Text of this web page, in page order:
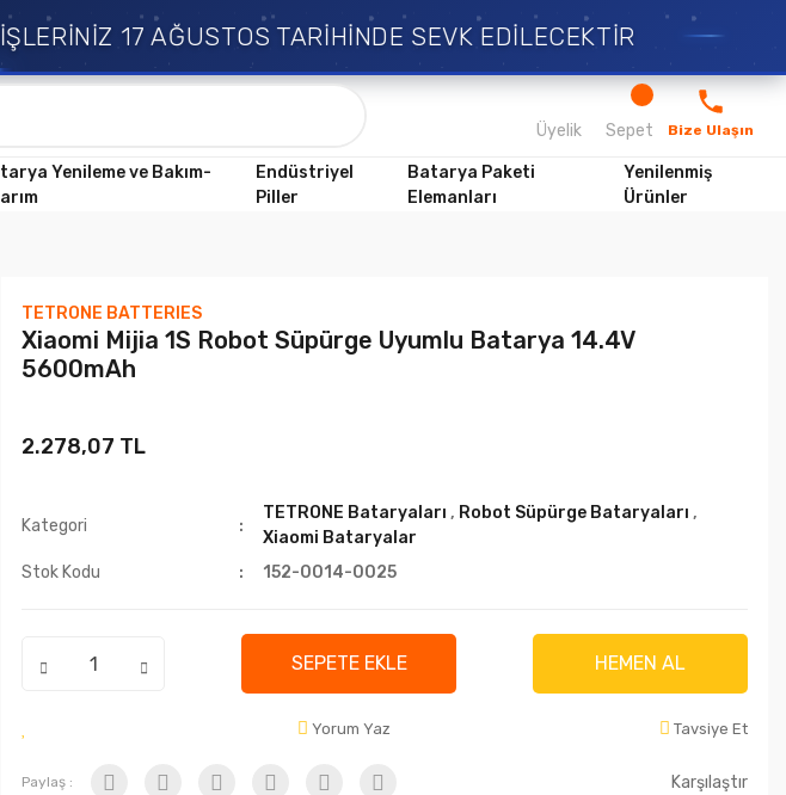
17 AĞUSTOS TARİHİNDE SEVK EDİLECEKTİR
Üyelik Sepet Bize Ulaşın
Yenileme ve Bakım-
Endüstriyel
Piller
Batarya Paketi
Elemanları
Yenilenmiş
Ürünler
TETRONE BATTERIES
Xiaomi Mijia 1S Robot Süpürge Uyumlu Batarya 14.4V
5600mAh
2.278,07 TL
Kategori
TETRONE Bataryaları, Robot Süpürge Bataryaları ,
Xiaomi Bataryalar
Stok Kodu
152-0014-0025
SEPETE EKLE HEMEN AL
Yorum Yaz Tavsiye Et
Paylaş : Karşılaştır